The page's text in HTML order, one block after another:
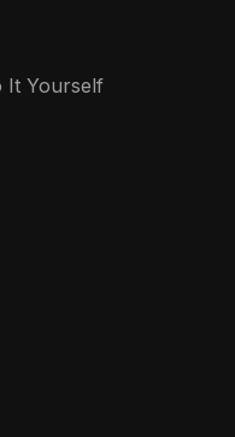
It Yourself